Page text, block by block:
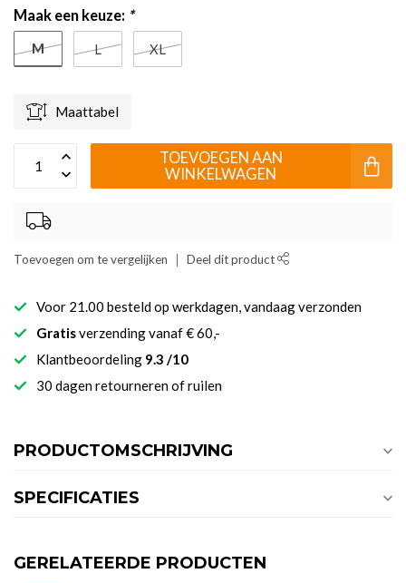
Maak een keuze: *
M L XL
Maattabel
TOEVOEGEN AAN
WINKELWAGEN
Toevoegen om te vergelijken Deel dit product
Voor 21.00 besteld op werkdagen, vandaag verzonden
Gratisverzending vanaf € 60,-
Klantbeoordeling 9.3 /10
30 dagen retourneren of ruilen
PRODUCTOMSCHRIJVING
SPECIFICATIES
GERELATEERDE PRODUCTEN